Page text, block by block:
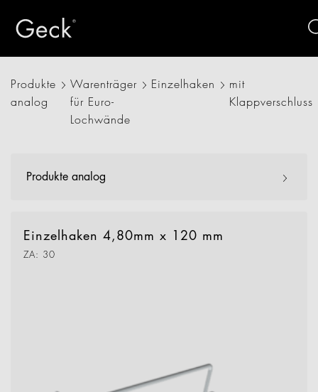
Produkte
analog
Warenträger
für Euro-
Lochwände
Einzelhaken
mit
Klappverschluss
Produkte analog
Einzelhaken 4,80mm x 120 mm
ZA: 30